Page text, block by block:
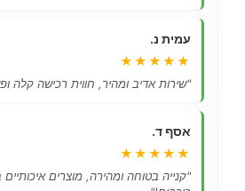
עמית נ.
★★★★★
"שירות אדיב ומהיר, חווית רכישה קלה
אסף ד.
★★★★★
"קנייה בטוחה ומהירה, מוצרים